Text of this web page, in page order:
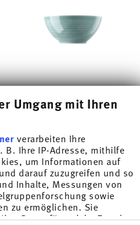
Umgang mit Ihren
verarbeiten Ihre
B. Ihre IP-Adresse, mithilfe
um Informationen auf
darauf zuzugreifen und so
Inhalte, Messungen von
sowie
zu ermöglichen. Sie
Daten für welche Zwecke
LOFT COLOR ICE BLUE
Bowl rund
12,90 €Price reduced from
19,00 €to
30-Tage-Bestpreis: